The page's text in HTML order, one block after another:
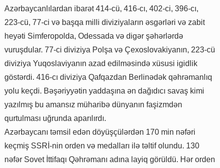
Azərbaycanlılardan ibarət 414-cü, 416-cı, 402-ci, 396-cı,
223-cü, 77-ci və başqa milli diviziyaların əsgərləri və zabit
heyəti Simferopolda, Odessada və digər şəhərlərdə
vuruşdular. 77-ci diviziya Polşa və Çexoslovakiyanın, 223-cü
diviziya Yuqoslaviyanın azad edilməsində xüsusi igidlik
göstərdi. 416-cı diviziya Qafqazdan Berlinədək qəhrəmanlıq
yolu keçdi. Bəşəriyyətin yaddaşına ən dağıdıcı savaş kimi
yazılmış bu amansız müharibə dünyanın faşizmdən
qurtulması uğrunda aparılırdı.
Azərbaycanı təmsil edən döyüşçülərdən 170 min nəfəri
keçmiş SSRİ-nin orden və medalları ilə təltif olundu. 130
nəfər Sovet İttifaqı Qəhrəmanı adına layiq görüldü. Hər orden